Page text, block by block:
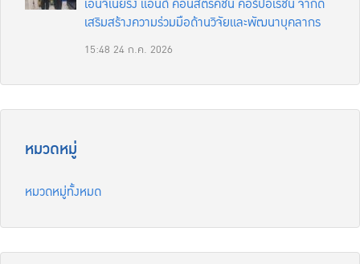
เอ็นจิเนียริ่ง แอนด์ คอนสตรัคชั่น คอร์ปอเรชั่น จำกัด
เสริมสร้างความร่วมมือด้านวิจัยและพัฒนาบุคลากร
15:48 24 ก.ค. 2026
หมวดหมู่
หมวดหมู่ทั้งหมด